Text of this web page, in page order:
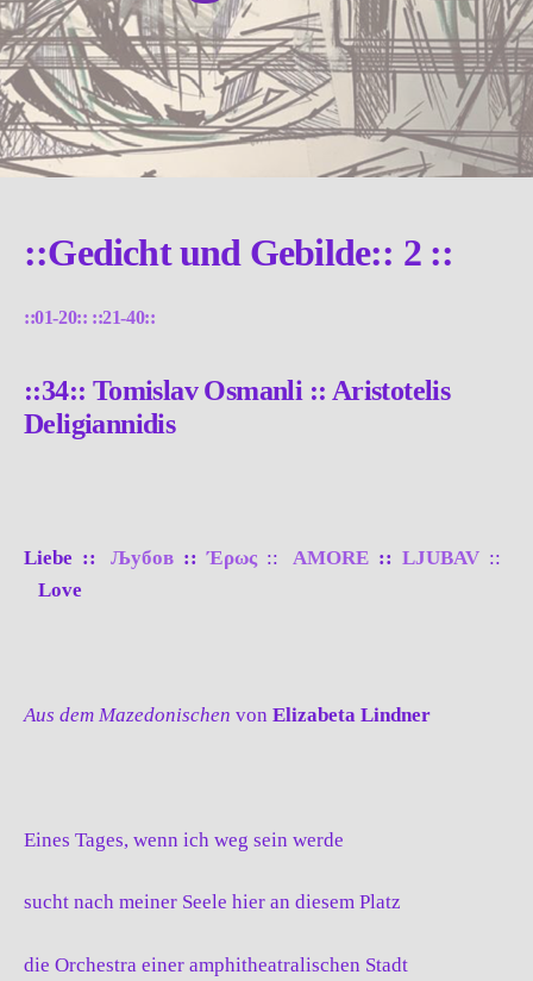
::Gedicht und Gebilde:: 2 ::
::01-20:: ::21-40::
::34:: Tomislav Osmanli :: Aristotelis
Deligiannidis
Liebe :: Љубов ::Έρως :: AMORE :: LJUBAV ::
Love
Aus dem Mazedonischen von Elizabeta Lindner
Eines Tages, wenn ich weg sein werde
sucht nach meiner Seele hier an diesem Platz
die Orchestra einer amphitheatralischen Stadt